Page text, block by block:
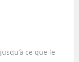
ce que le